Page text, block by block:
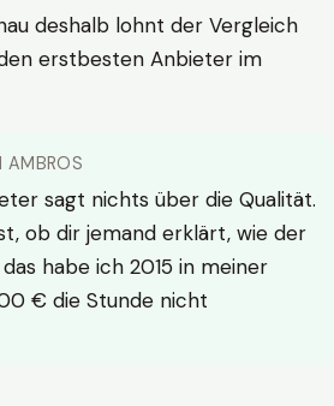
deshalb lohnt der Vergleich
erstbesten Anbieter im
AMBROS
sagt nichts über die Qualität.
ob dir jemand erklärt, wie der
habe ich 2015 in meiner
€ die Stunde nicht